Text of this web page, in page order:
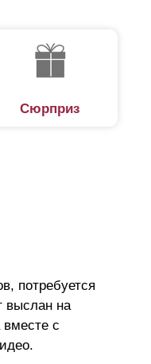
Сюрприз
потребуется
выслан на
с